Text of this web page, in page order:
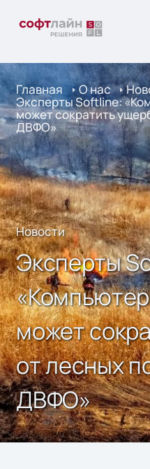
Главная О нас
Эксперты Softline:
может сократить
ДВФО»
Новости
Эксперты
может
от лесных
ДВФО»